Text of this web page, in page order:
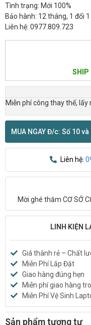
Tình trạng: Mới 100%
Bảo hành: 12 tháng, 1 đổi
Liên hệ: 0977.809.723
SHIP
Miễn phí công thay thế, lấy
MUA NGAY Đ/c: Số 10
Liên hệ:
Mời ghé thăm CƠ SỞ
LINH KIỆN
Giá thành rẻ – Chất
Miễn Phí Lắp Đặt
Giao hàng đúng hẹn
Miễn phí giao hàng
Miễn Phí Vệ Sinh
Sản phẩm tương tự